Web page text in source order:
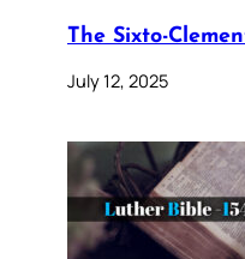
The Sixto-
July 12, 2025